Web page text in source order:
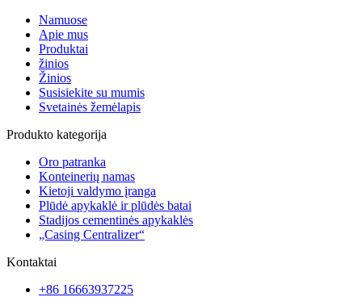
Namuose
Apie mus
Produktai
žinios
Žinios
Susisiekite su mumis
Svetainės žemėlapis
Produkto kategorija
Oro patranka
Konteinerių namas
Kietoji valdymo įranga
Plūdė apykaklė ir plūdės batai
Stadijos cementinės apykaklės
„Casing Centralizer“
Kontaktai
+86 16663937225